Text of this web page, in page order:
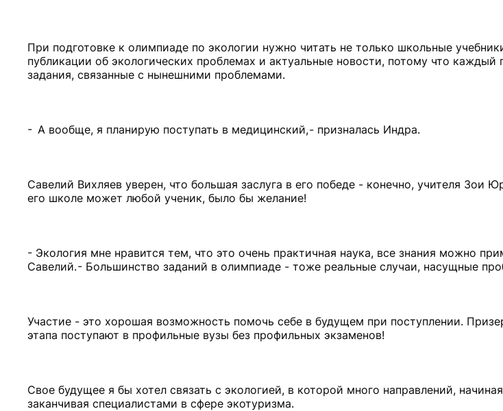
При подготовке к олимпиаде по экологии нужно читать не только школьные
публикации об экологических проблемах и актуальные новости, потому что каждый
задания, связанные с нынешними проблемами.
- А вообще, я планирую поступать в медицинский, - призналась Индра.
Савелий Вихляев уверен, что большая заслуга в его победе - конечно, учителя Зои
его школе может любой ученик, было бы желание!
- Экология мне нравится тем, что это очень практичная наука, все знания можно
Савелий. - Большинство заданий в олимпиаде - тоже реальные случаи, насущные
Участие - это хорошая возможность помочь себе в будущем при поступлении.
этапа поступают в профильные вузы без профильных экзаменов!
Свое будущее я бы хотел связать с экологией, в которой много направлений,
заканчивая специалистами в сфере экотуризма.